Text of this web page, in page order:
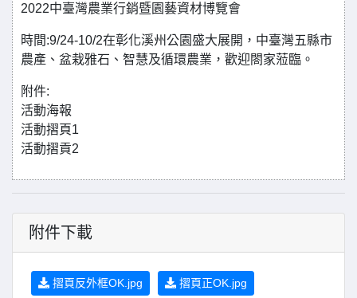
2022中臺灣農業行銷暨園藝資材博覽會
時間:9/24-10/2在彰化溪州公園盛大展開，中臺灣五縣市
農產、盆栽雅石、智慧及循環農業，歡迎閤家蒞臨。
附件:
活動海報
活動摺頁1
活動摺貢2
附件下載
摺頁反外框OK.jpg 摺頁正OK.jpg